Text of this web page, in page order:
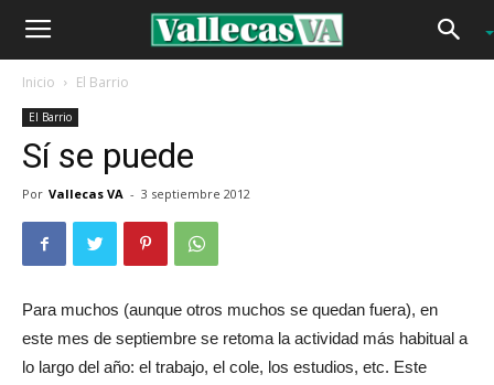
Inicio El Barrio
El Barrio
Sí se puede
Por Vallecas VA - 3 septiembre 2012
Para muchos (aunque otros muchos se quedan fuera), en
este mes de septiembre se retoma la actividad más habitual a
lo largo del año: el trabajo, el cole, los estudios, etc. Este